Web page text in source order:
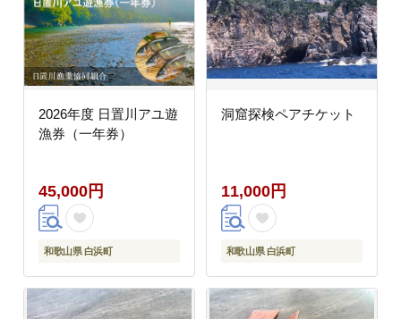
2026年度 日置川アユ遊
漁券（一年券）
45,000円
和歌山県 白浜町
洞窟探検ペアチケット
11,000円
和歌山県 白浜町